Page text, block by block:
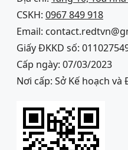
CSKH: 0967 849 918
Email:
Giấy ĐKKD số:
Cấp ngày: 07/03/2023
Nơi cấp: Sở Kế hoạch